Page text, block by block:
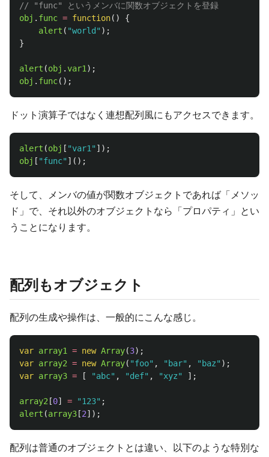
// "func" というメンバに関数オブジェクトを登録
obj . func = function()
{
alert ( "world " );
}
alert (obj .var1 );
obj . func();
ドット演算子ではなく連想配列風にもアクセスできます。
alert (obj [ "var1 " ]);
obj [ "func" ]();
そして、メンバの値が関数オブジェクトであれば「メソッ
ド」で、それ以外のオブジェクトなら「プロパティ」とい
うことになります。
配列もオブジェクト
配列の生成や操作は、一般的にこんな感じ。
var array1 = new Array(3);
var array2 = new Array( "foo" , " bar" , " baz" );
var array3 = [ "abc" , "def" , "xyz" ];
array2 [0] = "123" ;
alert (array3 [2]);
配列は普通のオブジェクトとは違い、以下のような特別な